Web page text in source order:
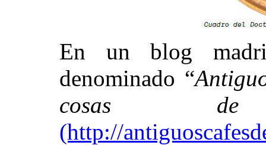
En un blog
denominado “
cosas
(http://